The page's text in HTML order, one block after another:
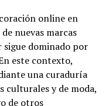
online en
nuevas marcas
sigue dominado por
este contexto,
una curaduría
culturales y de moda,
de otros